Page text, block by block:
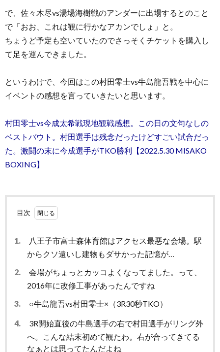
で、佐々木尽vs湯場海樹戦のアンダーに出場するとのこと
で「おお、これは観に行かなアカンでしょ」と。
ちょうど予定も空いていたのでさっそくチケットを購入し
て足を運んできました。
というわけで、今回はこの村田零士vs牛島龍吾戦を中心に
イベントの感想を言っていきたいと思います。
村田零士vs今成太希戦現地観戦感想。この日の文句なしの
ベストバウト。村田選手は残念だったけどすごい試合だっ
た。激闘の末に今成選手がTKO勝利【2022.5.30 MISAKO
BOXING】
目次
1.
八王子市富士森体育館はアクセス最悪な会場。駅
からクソ遠いし建物もダサかった記憶が…
2.
会場がちょっとカッコよくなってました。って、
2016年に改修工事があったんですね
3.
○牛島龍吾vs村田零士×（3R30秒TKO）
4.
3R開始直後の牛島選手の右で村田選手がリング外
へ。こんな結末初めて観たわ。右が合ってきてる
なぁとは思ってたんだよね